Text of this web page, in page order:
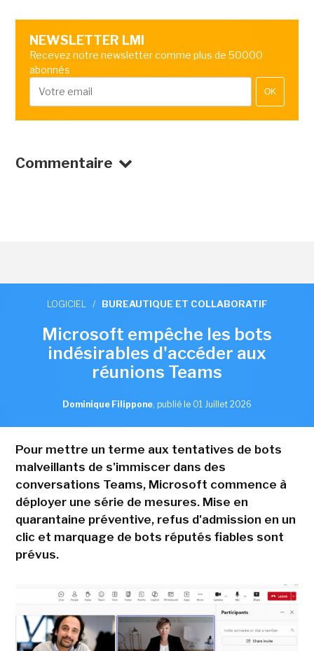
NEWSLETTER LMI
Recevez notre newsletter comme plus de 50000
abonnés
OK
Commentaire
LOGICIEL / BUREAUTIQUE ET COLLABORATIF
Microsoft empêche les bots
indésirables d'accéder aux
réunions Teams
Dominique Filippone, publié le 01 Juillet 2026
Pour mettre un terme aux tentatives de bots
malveillants de s'immiscer dans des
conversations Teams, Microsoft commence à
déployer une série de mesures. Mise en
quarantaine préventive, refus d'admission en un
clic et marquage de bots réputés fiables sont
prévus.